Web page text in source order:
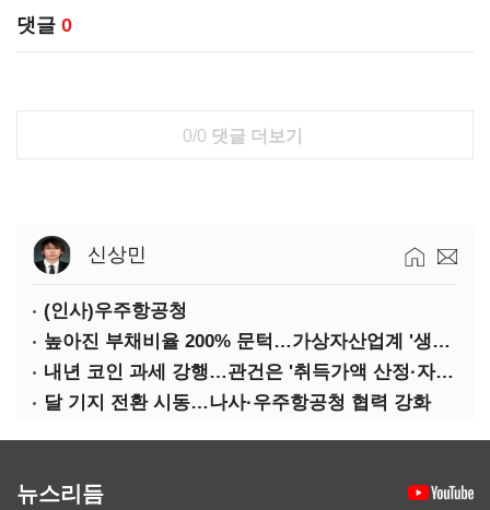
댓글 0
0/0 댓글 더보기
신상민
(인사)우주항공청
높아진 부채비율 200% 문턱…가상자산업계 '생존 시험대'
내년 코인 과세 강행…관건은 '취득가액 산정·자산 이동'
달 기지 전환 시동…나사·우주항공청 협력 강화
뉴스리듬